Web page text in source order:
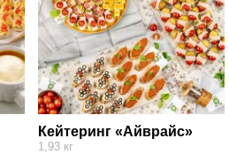
Кейтеринг «Айврайс»
1,93 кг